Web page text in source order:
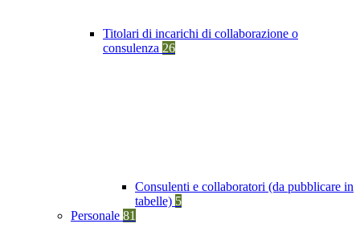
Titolari di incarichi di collaborazione o
consulenza 26
Consulenti e collaboratori (da pubblicare in
tabelle) 5
Personale 81